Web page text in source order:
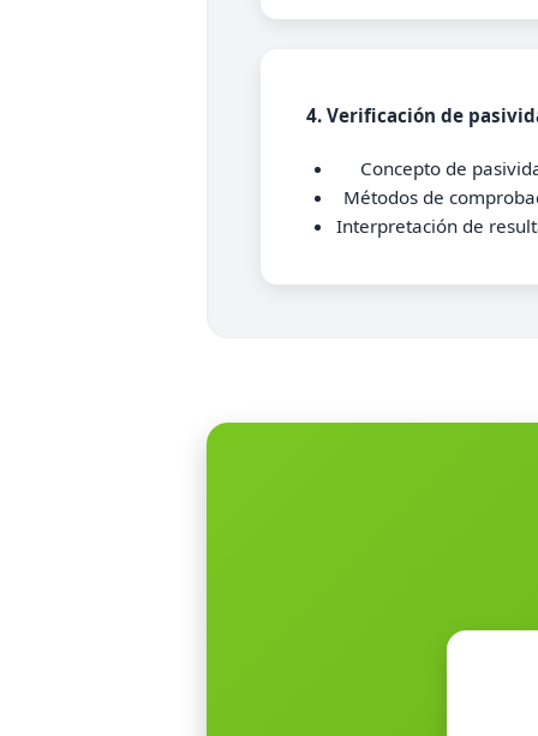
4. Verificación de
Concepto de
Métodos de
Interpretación de